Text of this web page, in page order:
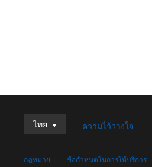
ไทย
ไทย
English (UK)
ความไว้วางใจ
กฎหมาย ข้อกำหนดในการให้บริการ